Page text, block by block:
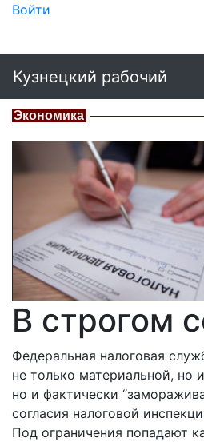
Войти
Кузнецкий рабочий
Экономика
В строгом
Федеральная налоговая
не только материальной, но
но и фактически
согласия налоговой
Под ограничения попадают